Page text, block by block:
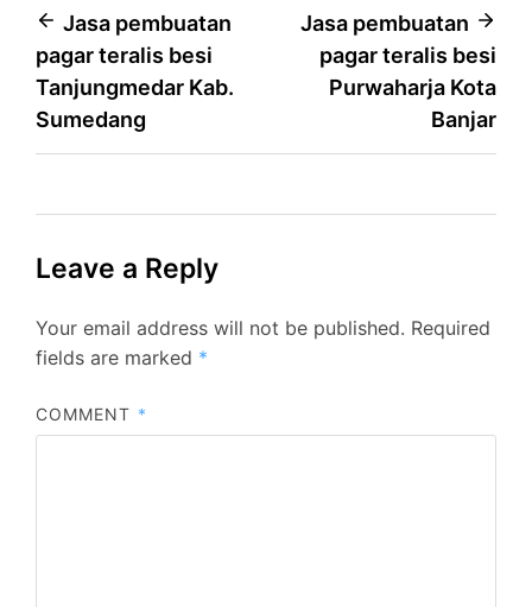
Post
navigation
Jasa pembuatan
pagar teralis besi
Tanjungmedar Kab.
Sumedang
Jasa pembuatan
pagar teralis besi
Purwaharja Kota
Banjar
Leave a Reply
Your email address will not be published. Required
fields are marked *
COMMENT *